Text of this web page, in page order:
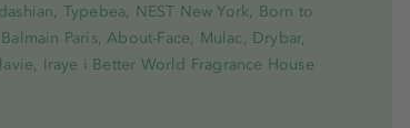
Typebea, NEST New York, Born to
Paris, About-Face, Mulac, Drybar,
Iraye i Better World Fragrance House